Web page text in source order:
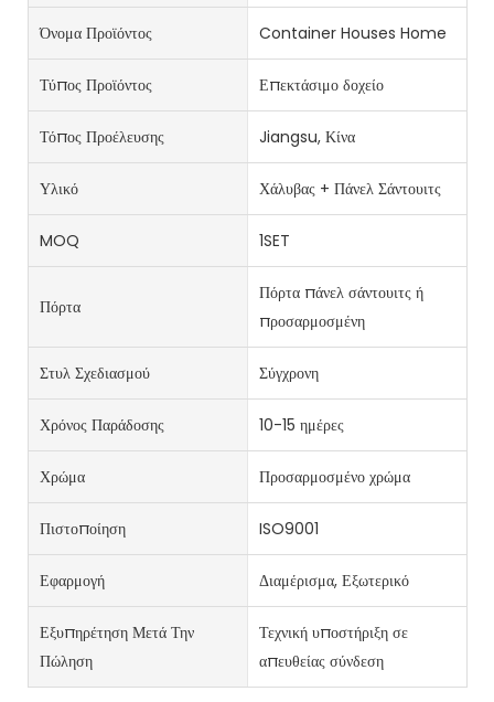
Όνομα Προϊόντος Container Houses Home
Τύπος Προϊόντος Επεκτάσιμο δοχείο
Τόπος Προέλευσης Jiangsu, Κίνα
Υλικό Χάλυβας + Πάνελ Σάντουιτς
MOQ 1SET
Πόρτα
Πόρτα πάνελ σάντουιτς ή
προσαρμοσμένη
Στυλ Σχεδιασμού Σύγχρονη
Χρόνος Παράδοσης 10-15 ημέρες
Χρώμα Προσαρμοσμένο χρώμα
Πιστοποίηση ISO9001
Εφαρμογή Διαμέρισμα, Εξωτερικό
Εξυπηρέτηση Μετά Την
Πώληση
Τεχνική υποστήριξη σε
απευθείας σύνδεση